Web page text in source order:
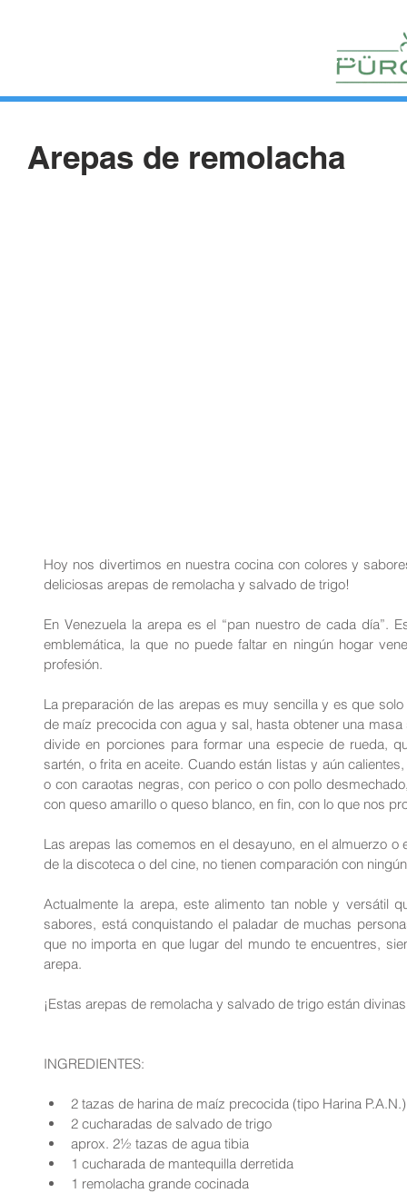
CONTACTO
Arepas de remolacha
Hoy nos divertimos en nuestra cocina con colores y
deliciosas arepas de remolacha y salvado de trigo!
En Venezuela la arepa es el “pan nuestro de cada día”.
emblemática, la que no puede faltar en ningún hogar
profesión.
La preparación de las arepas es muy sencilla y es que
de maíz precocida con agua y sal, hasta obtener una
divide en porciones para formar una especie de rueda,
sartén, o frita en aceite. Cuando están listas y aún
o con caraotas negras, con perico o con pollo
con queso amarillo o queso blanco, en fin, con lo que nos
Las arepas las comemos en el desayuno, en el almuerzo
de la discoteca o del cine, no tienen comparación con
Actualmente la arepa, este alimento tan noble y versátil
sabores, está conquistando el paladar de muchas
que no importa en que lugar del mundo te encuentres,
arepa.
¡Estas arepas de remolacha y salvado de trigo están
INGREDIENTES:
2 tazas de harina de maíz precocida (tipo Harina
2 cucharadas de salvado de trigo
aprox. 2½ tazas de agua tibia
1 cucharada de mantequilla derretida
1 remolacha grande cocinada